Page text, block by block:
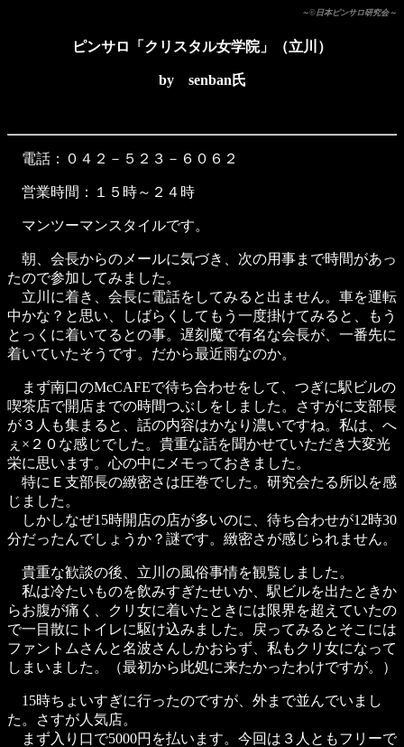
～©日本ピンサロ研究会～
ピンサロ「クリスタル女学院」（立川）
by senban氏
電話：０４２－５２３－６０６２
営業時間：１５時～２４時
マンツーマンスタイルです。
朝、会長からのメールに気づき、次の用事まで時間があっ
たので参加してみました。
立川に着き、会長に電話をしてみると出ません。車を運転
中かな？と思い、しばらくしてもう一度掛けてみると、もう
とっくに着いてるとの事。遅刻魔で有名な会長が、一番先に
着いていたそうです。だから最近雨なのか。
まず南口のMcCAFEで待ち合わせをして、つぎに駅ビルの
喫茶店で開店までの時間つぶしをしました。さすがに支部長
が３人も集まると、話の内容はかなり濃いですね。私は、へ
ぇ×２０な感じでした。貴重な話を聞かせていただき大変光
栄に思います。心の中にメモっておきました。
特にＥ支部長の緻密さは圧巻でした。研究会たる所以を感
じました。
しかしなぜ15時開店の店が多いのに、待ち合わせが12時30
分だったんでしょうか？謎です。緻密さが感じられません。
貴重な歓談の後、立川の風俗事情を観覧しました。
私は冷たいものを飲みすぎたせいか、駅ビルを出たときか
らお腹が痛く、クリ女に着いたときには限界を超えていたの
で一目散にトイレに駆け込みました。戻ってみるとそこには
ファントムさんと名波さんしかおらず、私もクリ女になって
しまいました。（最初から此処に来たかったわけですが。）
15時ちょいすぎに行ったのですが、外まで並んでいまし
た。さすが人気店。
まず入り口で5000円を払います。今回は３人ともフリーで